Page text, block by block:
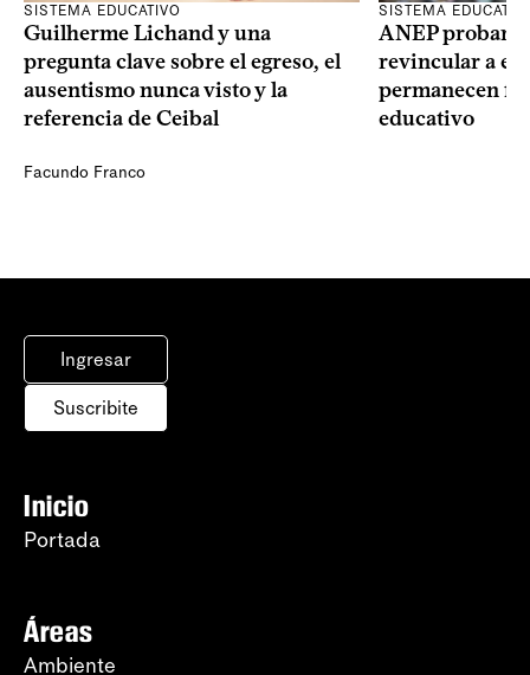
SISTEMA EDUCATIVO
Guilherme Lichand y una
pregunta clave sobre el egreso, el
ausentismo nunca visto y la
referencia de Ceibal
Facundo Franco
SISTEMA
ANEP probará
revincular a
permanecen
educativo
Ingresar
Suscribite
Inicio
Portada
Áreas
Ambiente